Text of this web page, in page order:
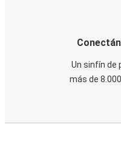
Un sinfín de
más de